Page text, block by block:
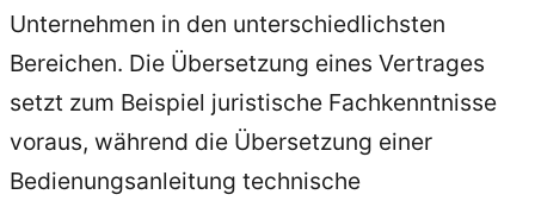
Unternehmen in den unterschiedlichsten
Bereichen. Die Übersetzung eines Vertrages
setzt zum Beispiel juristische Fachkenntnisse
voraus, während die Übersetzung einer
Bedienungsanleitung technische